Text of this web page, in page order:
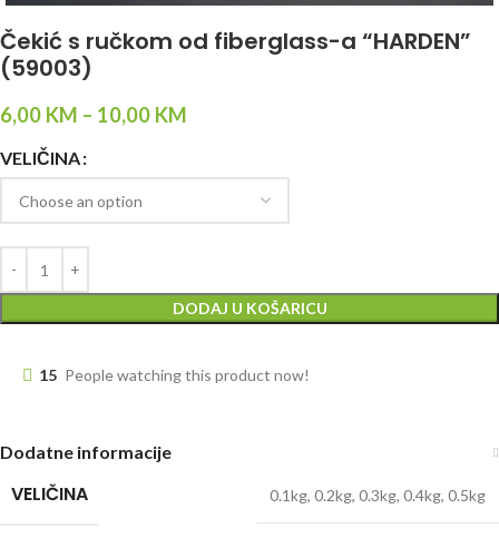
Čekić s ručkom od fiberglass-a “HARDEN”
(59003)
6,00 KM – 10,00 KM
VELIČINA
DODAJ U KOŠARICU
15 People watching this product now!
Dodatne informacije
VELIČINA 0.1kg, 0.2kg, 0.3kg, 0.4kg, 0.5kg